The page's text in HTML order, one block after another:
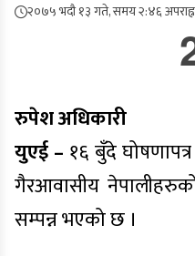
२०७५ भदौ १३ गते, समय २:४६ अपराह्न
रुपेश अधिकारी
युएई – १६ बुँदे घोषणापत्र
गैरआवासीय
सम्पन्न भएको छ ।